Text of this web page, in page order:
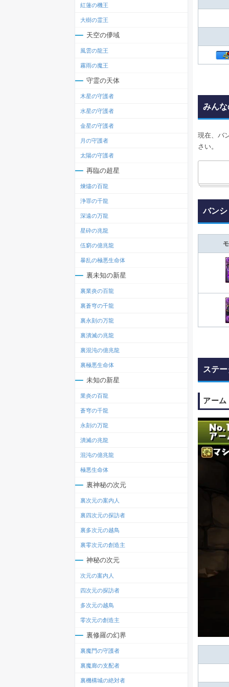
みん
現在、バ
さい。
バン
ステ
アーム
紅蓮の機王
大樹の霊王
天空の儚域
風雲の龍王
霧雨の魔王
守霊の天体
木星の守護者
水星の守護者
金星の守護者
月の守護者
太陽の守護者
再臨の超星
煉燼の百龍
浄罪の千龍
深遠の万龍
星砕の兆龍
伍窮の億兆龍
暴乱の極悪生命体
裏未知の新星
裏業炎の百龍
裏蒼穹の千龍
裏永刻の万龍
裏潰滅の兆龍
裏混沌の億兆龍
裏極悪生命体
未知の新星
業炎の百龍
蒼穹の千龍
永刻の万龍
潰滅の兆龍
混沌の億兆龍
極悪生命体
裏神秘の次元
裏次元の案内人
裏四次元の探訪者
裏多次元の越鳥
裏零次元の創造主
神秘の次元
次元の案内人
四次元の探訪者
多次元の越鳥
零次元の創造主
裏修羅の幻界
裏魔門の守護者
裏魔廊の支配者
裏機構城の絶対者